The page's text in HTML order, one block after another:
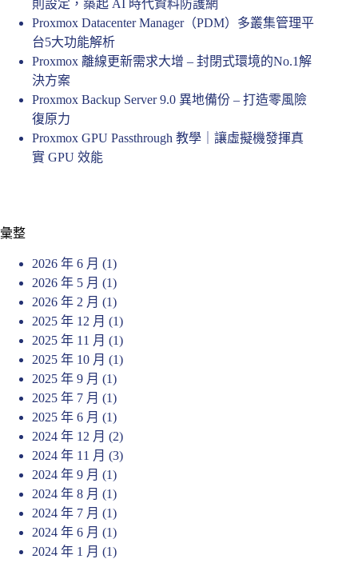
則設定，築起 AI 時代資料防護網
Proxmox Datacenter Manager（PDM）多叢集管理平
台5大功能解析
Proxmox 離線更新需求大增 – 封閉式環境的No.1解
決方案
Proxmox Backup Server 9.0 異地備份 – 打造零風險
復原力
Proxmox GPU Passthrough 教學｜讓虛擬機發揮真
實 GPU 效能
彙整
2026 年 6 月 (1)
2026 年 5 月 (1)
2026 年 2 月 (1)
2025 年 12 月 (1)
2025 年 11 月 (1)
2025 年 10 月 (1)
2025 年 9 月 (1)
2025 年 7 月 (1)
2025 年 6 月 (1)
2024 年 12 月 (2)
2024 年 11 月 (3)
2024 年 9 月 (1)
2024 年 8 月 (1)
2024 年 7 月 (1)
2024 年 6 月 (1)
2024 年 1 月 (1)